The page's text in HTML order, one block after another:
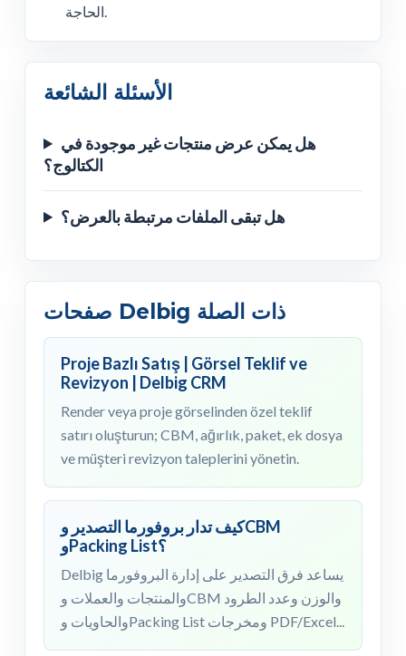
الأسئلة الشائعة
هل يمكن عرض منتجات غير موجودة في
الكتالوج؟
هل تبقى الملفات مرتبطة بالعرض؟
صفحات Delbig ذات الصلة
Proje Bazlı Satış | Görsel Teklif ve
Revizyon | Delbig CRM
Render veya proje görselinden özel teklif
satırı oluşturun; CBM, ağırlık, paket, ek dosya
ve müşteri revizyon taleplerini yönetin.
كيف تدار بروفورما التصدير وCBM
وPacking List؟
Delbig يساعد فرق التصدير على إدارة البروفورما
والمنتجات والعملات وCBM والوزن وعدد الطرود
والحاويات وPacking List ومخرجات PDF/Excel...